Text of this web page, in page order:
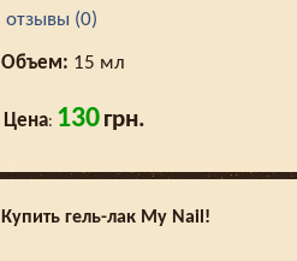
отзывы (0)
Объем: 15 мл
Цена: 130грн.
Купить гель-лак My Nail!